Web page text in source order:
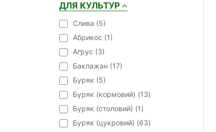
ДЛЯ КУЛЬТУР
Cлива (5)
Абрикос (1)
Аґрус (3)
Баклажан (17)
Буряк (5)
Буряк (кормовий) (13)
Буряк (столовий) (1)
Буряк (цукровий) (63)